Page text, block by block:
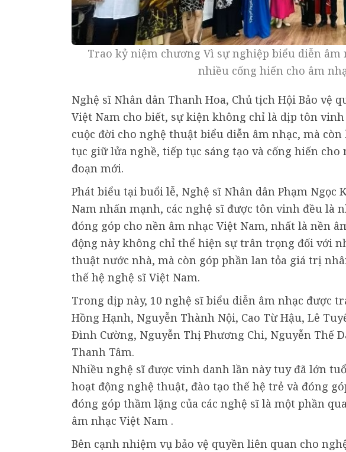
Trao kỷ niệm chương Vì sự nghiệp biểu diễn âm
nhiều cống hiến cho âm
Nghệ sĩ Nhân dân Thanh Hoa, Chủ tịch Hội Bảo vệ
Việt Nam cho biết, sự kiện không chỉ là dịp tôn
cuộc đời cho nghệ thuật biểu diễn âm nhạc, mà
tục giữ lửa nghề, tiếp tục sáng tạo và cống hiến
đoạn mới.
Phát biểu tại buổi lễ, Nghệ sĩ Nhân dân Phạm Ngọc
Nam nhấn mạnh, các nghệ sĩ được tôn vinh đều là
đóng góp cho nền âm nhạc Việt Nam, nhất là nền
động này không chỉ thể hiện sự trân trọng đối với
thuật nước nhà, mà còn góp phần lan tỏa giá trị
thế hệ nghệ sĩ Việt Nam.
Trong dịp này, 10 nghệ sĩ biểu diễn âm nhạc được
Hồng Hạnh, Nguyễn Thành Nội, Cao Từ Hậu, Lê
Đình Cường, Nguyễn Thị Phương Chi, Nguyễn Thế
Thanh Tâm.
Nhiều nghệ sĩ được vinh danh lần này tuy đã lớn
hoạt động nghệ thuật, đào tạo thế hệ trẻ và đóng
đóng góp thầm lặng của các nghệ sĩ là một phần
âm nhạc Việt Nam .
Bên cạnh nhiệm vụ bảo vệ quyền liên quan cho